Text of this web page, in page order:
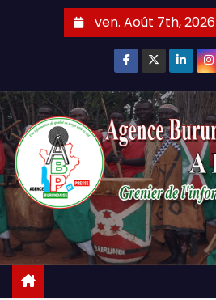
ven. Août 7th, 2026